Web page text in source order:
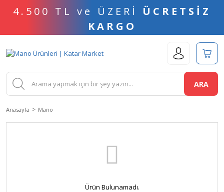
4.500 TL ve ÜZERİ ÜCRETSİZ
KARGO
ARA
Anasayfa Mano
Ürün Bulunamadı.